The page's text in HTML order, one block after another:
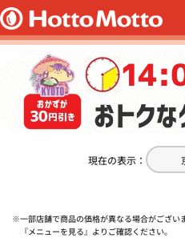
現在の表示：
一部店舗で商品の価格が異なる場合がござい
『メニューを見る』よりご確認ください。